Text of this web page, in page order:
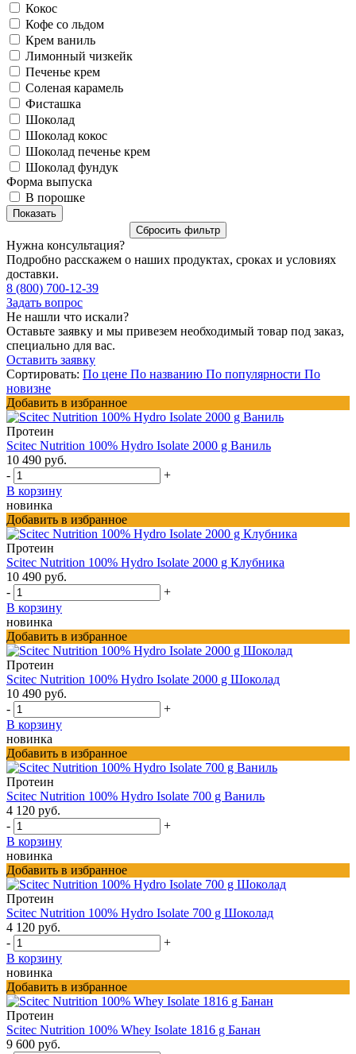
Кокос
Кофе со льдом
Крем ваниль
Лимонный чизкейк
Печенье крем
Соленая карамель
Фисташка
Шоколад
Шоколад кокос
Шоколад печенье крем
Шоколад фундук
Форма выпуска
В порошке
Нужна консультация?
Подробно расскажем о наших продуктах, сроках и условиях
доставки.
8 (800) 700-12-39
Задать вопрос
Не нашли что искали?
Оставьте заявку и мы привезем необходимый товар под заказ,
специально для вас.
Оставить заявку
Сортировать: По цене По названию По популярности По
новизне
Добавить в избранное
Протеин
Scitec Nutrition 100% Hydro Isolate 2000 g Ваниль
10 490 руб.
-
+
В корзину
новинка
Добавить в избранное
Протеин
Scitec Nutrition 100% Hydro Isolate 2000 g Клубника
10 490 руб.
-
+
В корзину
новинка
Добавить в избранное
Протеин
Scitec Nutrition 100% Hydro Isolate 2000 g Шоколад
10 490 руб.
-
+
В корзину
новинка
Добавить в избранное
Протеин
Scitec Nutrition 100% Hydro Isolate 700 g Ваниль
4 120 руб.
-
+
В корзину
новинка
Добавить в избранное
Протеин
Scitec Nutrition 100% Hydro Isolate 700 g Шоколад
4 120 руб.
-
+
В корзину
новинка
Добавить в избранное
Протеин
Scitec Nutrition 100% Whey Isolate 1816 g Банан
9 600 руб.